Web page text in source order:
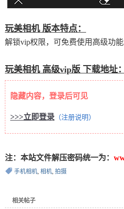
玩美相机 版本特点：
解锁vip权限，可免费使用高级功能
玩美相机 高级vip版 下载地址：
隐藏内容，登录后可见
>>>立即登录 （注册说明）
注：本站文件解压密码统一为：
手机相机, 相机, 拍摄
相关帖子